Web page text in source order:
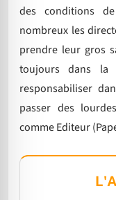
des conditions
nombreux les
prendre leur gros
toujours dans
responsabiliser
passer des
comme Editeur